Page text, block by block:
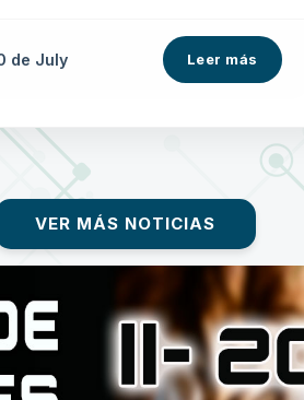
de July Leer más
VER MÁS NOTICIAS